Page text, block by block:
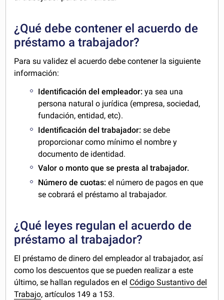
¿Qué debe contener el acuerdo de
préstamo a trabajador?
Para su validez el acuerdo debe contener la siguiente
información:
Identificación del empleador: ya sea una
persona natural o jurídica (empresa, sociedad,
fundación, entidad, etc).
Identificación del trabajador:se debe
proporcionar como mínimo el nombre y
documento de identidad.
Valor o monto que se presta al trabajador.
Número de cuotas:el número de pagos en que
se cobrará el préstamo al trabajador.
¿Qué leyes regulan el acuerdo de
préstamo al trabajador?
El préstamo de dinero del empleador al trabajador, así
como los descuentos que se pueden realizar a este
último, se hallan regulados en el Código Sustantivo del
Trabajo, artículos 149 a 153.